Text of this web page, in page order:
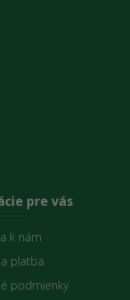
pre vás
k nám
platba
podmienky